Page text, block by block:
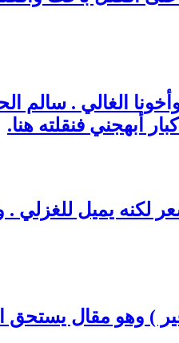
الغالي .
أبهجني فنقلته هنا.
يميل للغزلي .
) وهو مقال يستحق